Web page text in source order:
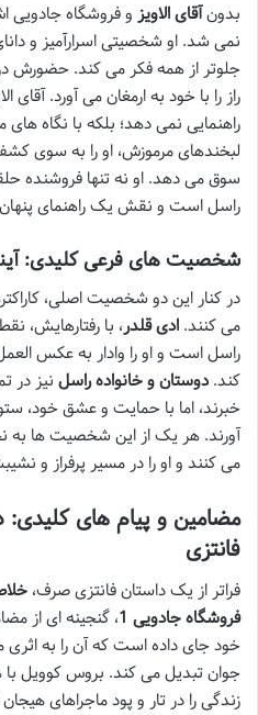
بدونآقای الاویز و فروشگاه جادویی
نمی شد. او شخصیتی اسرارآمیز و
جلوتر از همه فکر می کند. حضورش
راز را با خود به ارمغان می آورد. آقای
راهنمایی نمی دهد؛ بلکه با نگاه
لبخندهای مرموزش، او را به سوی
سوق می دهد. او نه تنها فروشنده
راسل است و نقش یک راهنمای پنهان
شخصیت های فرعی کلیدی:
در کنار این دو شخصیت اصلی،
می کنند. ادی قلدر، با رفتارهایش،
راسل است و او را وادار به عکس
کند.دوستان و خانواده راسل نیز در
خبرند، اما با حمایت و عشق خود،
آورند. هر یک از این شخصیت ها به
می کنند و او را در مسیر پرفراز و
مضامین و پیام های
فانتزی
فراتر از یک داستان فانتزی صرف،
فروشگاه جادویی 1
، گنجینه ای از
خود جای داده است که آن را به اثری
جوان تبدیل می کند. بروس کوویل
زندگی را در تار و پود ماجراهای